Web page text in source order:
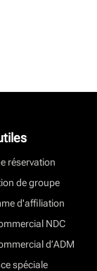
réservation
de groupe
d'affiliation
NDC
d’ADM
spéciale